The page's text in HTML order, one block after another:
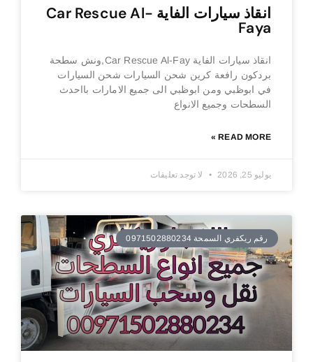
انقاذ سيارات الفاية Car Rescue Al-
Faya
انقاذ سيارات الفاية Car Rescue Al-Fay,ونش سطحة
بردكون رافعة كرين شحن السيارات شحن السيارات
في ابوظبي ومن ابوظبي الى جميع الامارات بااحدث
السطحات وجميع الانواع
READ MORE »
يوليو 25, 2026 لا توجد تعليقات
رقم ريكفري السمحة 0971502880234